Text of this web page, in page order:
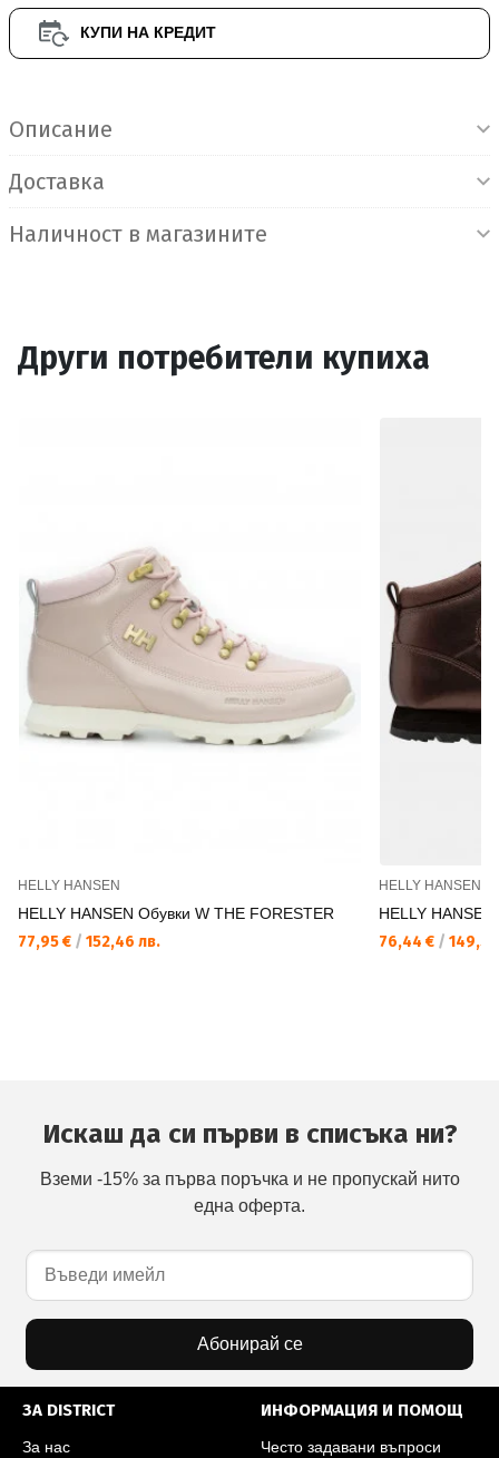
КУПИ НА КРЕДИТ
Описание
Доставка
Наличност в магазините
Други потребители купиха
HELLY HANSEN
HELLY HANSEN Обувки W THE FORESTER
77,95 € / 152,46 лв.
HELLY HANSEN
HELLY
76,44 € /
Искаш да си първи в списъка ни?
Вземи -15% за първа поръчка и не пропускай нито
една оферта.
Абонирай се
ЗА DISTRICT
За нас
ИНФОРМАЦИЯ И ПОМОЩ
Често задавани въпроси